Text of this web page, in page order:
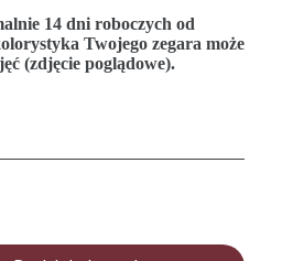
14 dni roboczych od
Twojego zegara może
(zdjęcie poglądowe).